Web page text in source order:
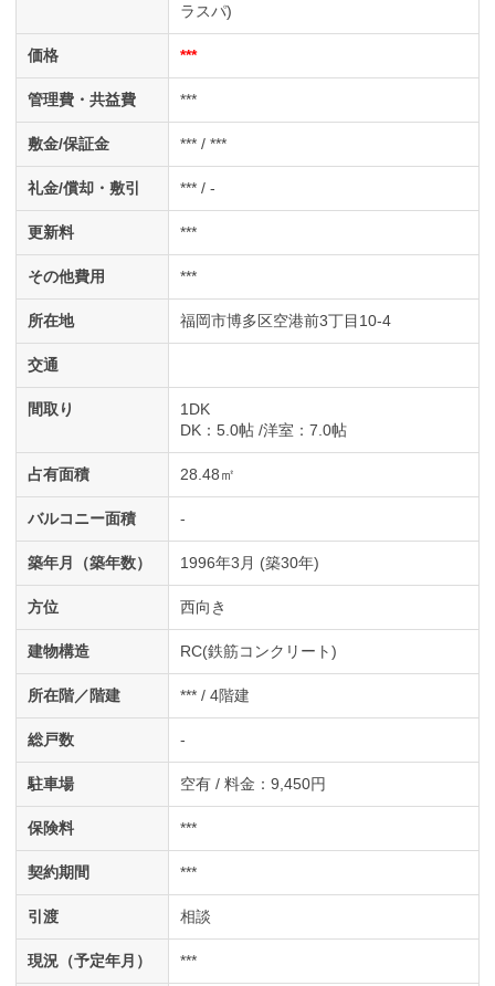
ラスパ)
価格 ***
管理費・共益費 ***
敷金/保証金 *** / ***
礼金/償却・敷引 *** / -
更新料 ***
その他費用 ***
所在地 福岡市博多区空港前3丁目10-4
交通
間取り
1DK
DK ：5.0帖 洋室 ：7.0帖
占有面積 28.48㎡
バルコニー面積 -
築年月（築年数） 1996年3月 (築30年)
方位 西向き
建物構造 RC(鉄筋コンクリート)
所在階／階建 *** / 4階建
総戸数 -
駐車場 空有 / 料金：9,450円
保険料 ***
契約期間 ***
引渡 相談
現況（予定年月） ***